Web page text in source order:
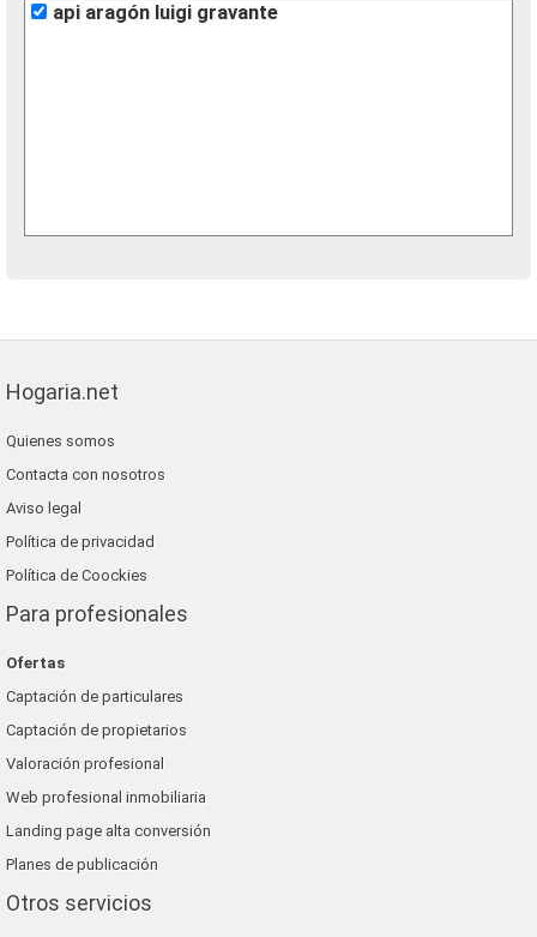
api aragón luigi gravante
Hogaria.net
Quienes somos
Contacta con nosotros
Aviso legal
Política de privacidad
Política de Coockies
Para profesionales
Ofertas
Captación de particulares
Captación de propietarios
Valoración profesional
Web profesional inmobiliaria
Landing page alta conversión
Planes de publicación
Otros servicios